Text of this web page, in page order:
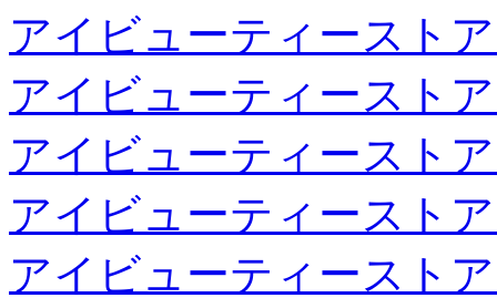
アイビューティースト
アイビューティースト
アイビューティースト
アイビューティースト
アイビューティースト